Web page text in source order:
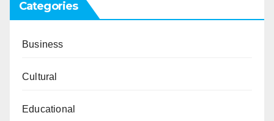
Categories
Business
Cultural
Educational